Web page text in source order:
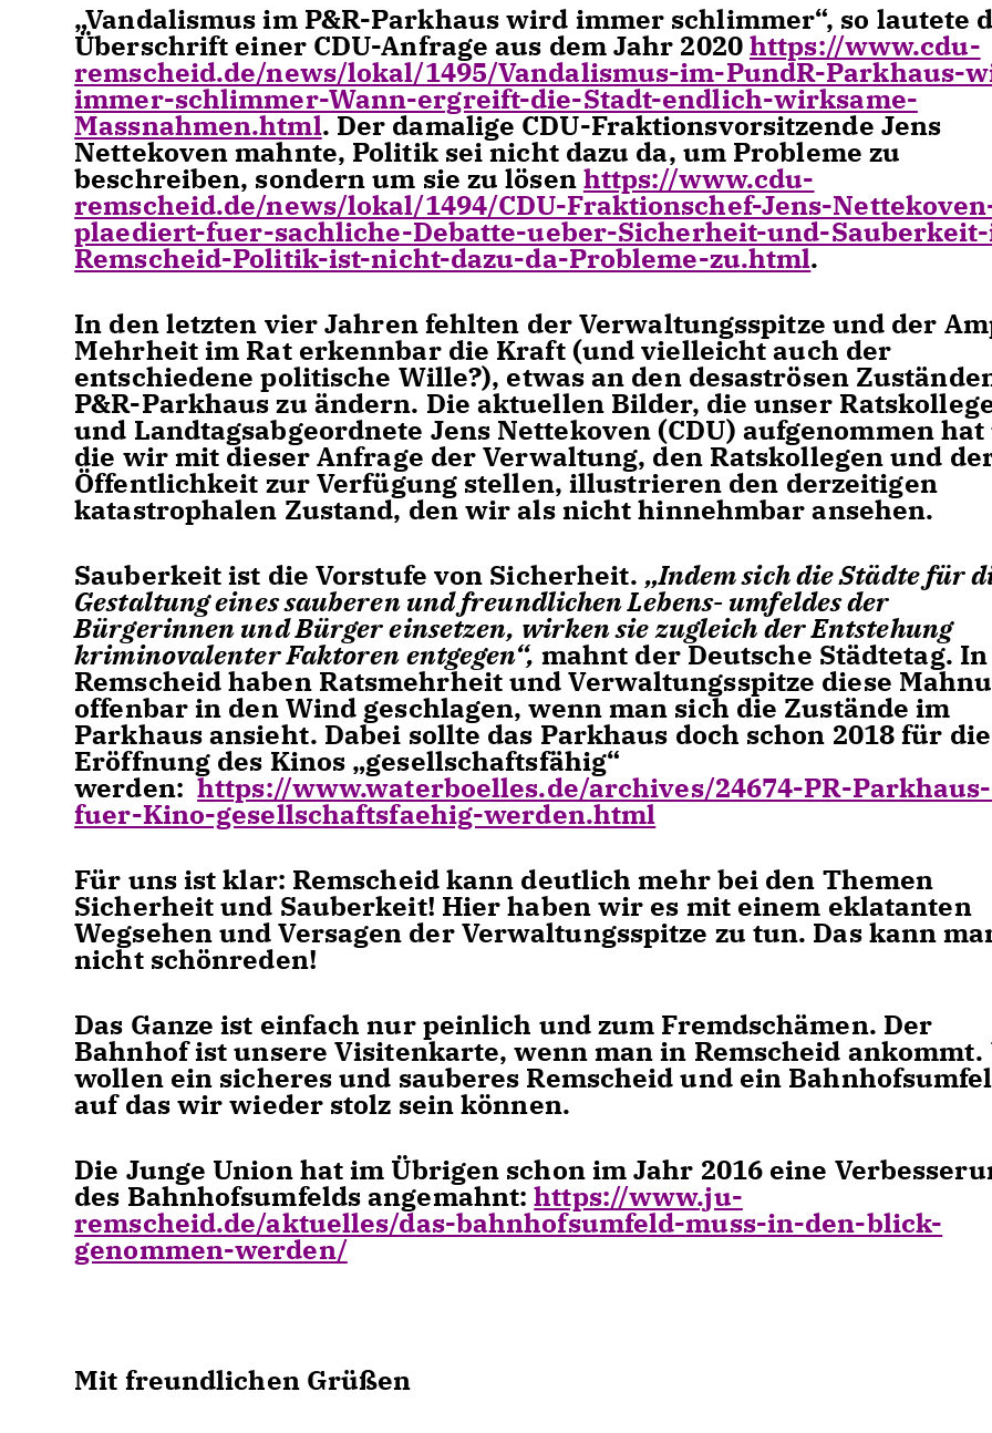
Vandalismus im P&R-Parkhaus wird immer schlimmer“, so lautete
Überschrift einer CDU-Anfrage aus dem Jahr 2020https://www.cdu-
remscheid.de/news/lokal/1495/Vandalismus-im-PundR-Parkhaus-
immer-schlimmer-Wann-ergreift-die-Stadt-endlich-wirksame-
Massnahmen.html. Der damalige CDU-Fraktionsvorsitzende Jens
Nettekoven mahnte, Politik sei nicht dazu da, um Probleme zu
beschreiben, sondern um sie zu lösenhttps://www.cdu-
remscheid.de/news/lokal/1494/CDU-Fraktionschef-Jens-
plaediert-fuer-sachliche-Debatte-ueber-Sicherheit-und-
Remscheid-Politik-ist-nicht-dazu-da-Probleme-zu.html.
In den letzten vier Jahren fehlten der Verwaltungsspitze und der
Mehrheit im Rat erkennbar die Kraft (und vielleicht auch der
entschiedene politische Wille?), etwas an den desaströsen
P&R-Parkhaus zu ändern. Die aktuellen Bilder, die unser
und Landtagsabgeordnete Jens Nettekoven (CDU) aufgenommen
die wir mit dieser Anfrage der Verwaltung, den Ratskollegen und
Öffentlichkeit zur Verfügung stellen, illustrieren den derzeitigen
katastrophalen Zustand, den wir als nicht hinnehmbar ansehen.
Sauberkeit ist die Vorstufe von Sicherheit.
Indem sich die Städte für
Gestaltung eines sauberen und freundlichen Lebens- umfeldes der
Bürgerinnen und Bürger einsetzen, wirken sie zugleich der Entstehung
kriminovalenter Faktoren entgegen“, mahnt der Deutsche Städtetag. In
Remscheid haben Ratsmehrheit und Verwaltungsspitze diese
offenbar in den Wind geschlagen, wenn man sich die Zustände im
Parkhaus ansieht. Dabei sollte das Parkhaus doch schon 2018 für die
Eröffnung des Kinos „gesellschaftsfähig“
werden:https://www.waterboelles.de/archives/24674-PR-
fuer-Kino-gesellschaftsfaehig-werden.html
Für uns ist klar: Remscheid kann deutlich mehr bei den Themen
Sicherheit und Sauberkeit! Hier haben wir es mit einem eklatanten
Wegsehen und Versagen der Verwaltungsspitze zu tun. Das kann
nicht schönreden!
Das Ganze ist einfach nur peinlich und zum Fremdschämen. Der
Bahnhof ist unsere Visitenkarte, wenn man in Remscheid
wollen ein sicheres und sauberes Remscheid und ein
auf das wir wieder stolz sein können.
Die Junge Union hat im Übrigen schon im Jahr 2016 eine
des Bahnhofsumfelds angemahnt:https://www.ju-
remscheid.de/aktuelles/das-bahnhofsumfeld-muss-in-den-blick-
genommen-werden/
Mit freundlichen Grüßen